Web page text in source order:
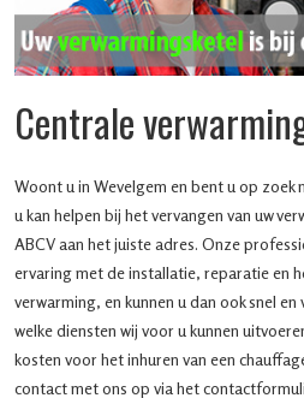
Centrale
Woont u in Wevelgem en bent u op zoek
u kan helpen bij het vervangen van uw
ABCV aan het juiste adres. Onze
ervaring met de installatie, reparatie en
verwarming, en kunnen u dan ook snel
welke diensten wij voor u kunnen
kosten voor het inhuren van een
contact met ons op via het